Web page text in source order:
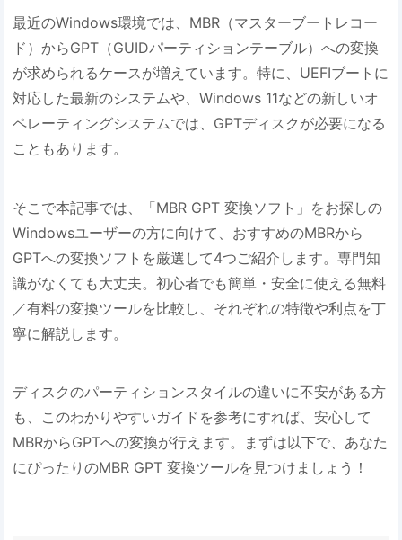
最近のWindows環境では、MBR（マスターブートレコー
ド）からGPT（GUIDパーティションテーブル）への変換
が求められるケースが増えています。特に、UEFIブートに
対応した最新のシステムや、Windows 11などの新しいオ
ペレーティングシステムでは、GPTディスクが必要になる
こともあります。
そこで本記事では、「MBR GPT 変換ソフト」をお探しの
Windowsユーザーの方に向けて、おすすめのMBRから
GPTへの変換ソフトを厳選して4つご紹介します。専門知
識がなくても大丈夫。初心者でも簡単・安全に使える無料
／有料の変換ツールを比較し、それぞれの特徴や利点を丁
寧に解説します。
ディスクのパーティションスタイルの違いに不安がある方
も、このわかりやすいガイドを参考にすれば、安心して
MBRからGPTへの変換が行えます。まずは以下で、あなた
にぴったりのMBR GPT 変換ツールを見つけましょう！